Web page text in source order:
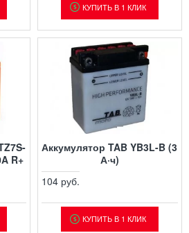
КУПИТЬ В 1 КЛИК
R+
Аккумулятор TAB YB3L-B (3
А·ч)
104 руб.
КУПИТЬ В 1 КЛИК